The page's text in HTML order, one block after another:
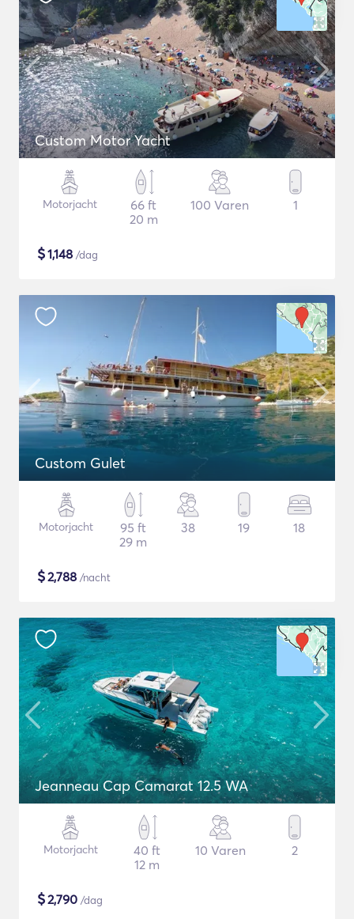
Custom Motor Yacht
Motorjacht
66 ft
20 m
100 Varen 1
$1,148 /dag
Custom Gulet
Motorjacht
95 ft
29 m
38 19 18
$2,788 /nacht
Jeanneau Cap Camarat 12.5 WA
Motorjacht
40 ft
12 m
10 Varen 2
$2,790 /dag